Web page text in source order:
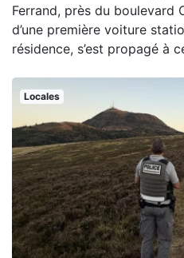
Ferrand, près du boulevard
d’une première voiture
résidence, s’est propagé à
Locales